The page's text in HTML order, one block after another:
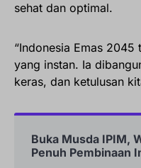
sehat dan optimal.
“Indonesia Emas
yang instan. Ia
keras, dan ketulusan
Buka Musda IPIM,
Penuh Pembinaan